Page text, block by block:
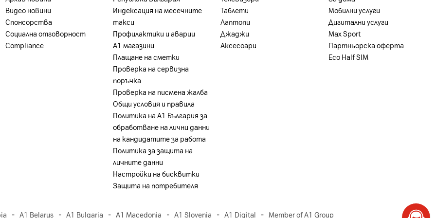
20, 25, 26, 28, 29, 30, 32, 34, 38, 39, 40, 41, 42, 48, 53, 66, 71 - A3575
30, 38, 40, 41, 48, 53, 66, 70, 71, 75, 77, 78, 79 SA/NSA/Sub6 - A3575
А1 България или партньорската мрежа.
Видео новини
Спонсорства
Социална отговорност
Compliance
Индексация на месечните
такси
Профилактики и аварии
А1 магазини
Плащане на сметки
Проверка на сервизна
поръчка
Проверка на писмена жалба
Общи условия и правила
Политика на A1 България за
обработване на лични данни
на кандидатите за работа
Политика за защита на
личните данни
Настройки на бисквитки
Защита на потребителя
Таблети
Лаптопи
Джаджи
Аксесоари
Мобилни услуги
Дигитални услуги
Max Sport
Партньорска оферта
Eco Half SIM
- A1 Belarus - A1 Bulgaria - A1 Macedonia - A1 Slovenia - A1 Digital - Member of A1 Group